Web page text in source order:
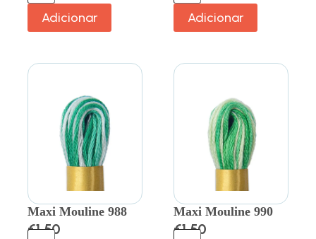
Adicionar Adicionar
Maxi Mouline 988
€1.50
Maxi Mouline 990
€1.50